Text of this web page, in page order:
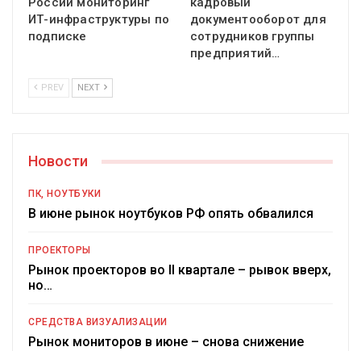
ИТ-инфраструктуры по
подписке
документооборот для
сотрудников группы
предприятий…
PREV NEXT
Новости
ПК, НОУТБУКИ
В июне рынок ноутбуков РФ опять обвалился
ПРОЕКТОРЫ
Рынок проекторов во II квартале – рывок вверх,
но…
СРЕДСТВА ВИЗУАЛИЗАЦИИ
Рынок мониторов в июне – снова снижение